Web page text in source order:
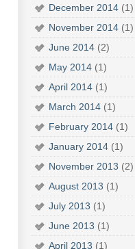
December 2014 (1)
November 2014 (1)
June 2014 (2)
May 2014 (1)
April 2014 (1)
March 2014 (1)
February 2014 (1)
January 2014 (1)
November 2013 (2)
August 2013 (1)
July 2013 (1)
June 2013 (1)
April 2013 (1)